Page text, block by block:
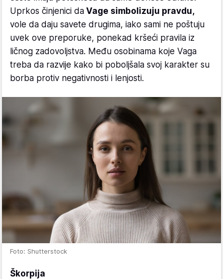
Uprkos činjenici da Vage simbolizuju pravdu,
vole da daju savete drugima, iako sami ne poštuju
uvek ove preporuke, ponekad kršeći pravila iz
ličnog zadovoljstva. Među osobinama koje Vaga
treba da razvije kako bi poboljšala svoj karakter su
borba protiv negativnosti i lenjosti.
Foto: Shutterstock
Škorpija